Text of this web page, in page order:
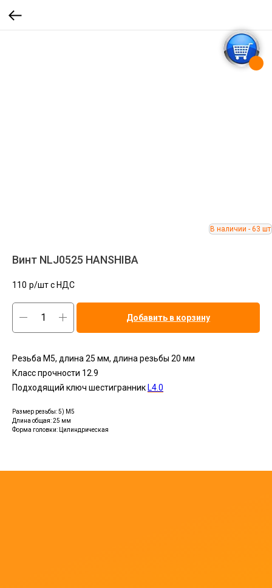
Винт NLJ0525 HANSHIBA
110 р/шт c НДС
Добавить в корзину
Резьба М5, длина 25 мм, длина резьбы 20 мм
Класс прочности 12.9
Подходящий ключ шестигранник L4.0
Размер резьбы: 5) M5
Длина общая: 25 мм
Форма головки: Цилиндрическая